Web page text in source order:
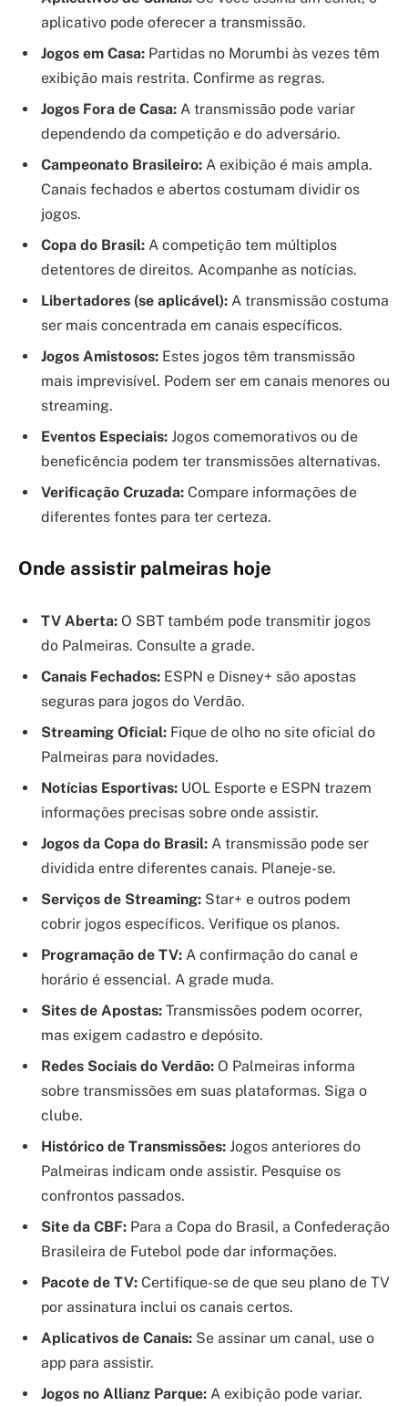
aplicativo pode oferecer a transmissão.
Jogos em Casa: Partidas no Morumbi às vezes têm
exibição mais restrita. Confirme as regras.
Jogos Fora de Casa: A transmissão pode variar
dependendo da competição e do adversário.
Campeonato Brasileiro: A exibição é mais ampla.
Canais fechados e abertos costumam dividir os
jogos.
Copa do Brasil: A competição tem múltiplos
detentores de direitos. Acompanhe as notícias.
Libertadores (se aplicável): A transmissão costuma
ser mais concentrada em canais específicos.
Jogos Amistosos: Estes jogos têm transmissão
mais imprevisível. Podem ser em canais menores ou
streaming.
Eventos Especiais: Jogos comemorativos ou de
beneficência podem ter transmissões alternativas.
Verificação Cruzada: Compare informações de
diferentes fontes para ter certeza.
Onde assistir palmeiras hoje
TV Aberta: O SBT também pode transmitir jogos
do Palmeiras. Consulte a grade.
Canais Fechados: ESPN e Disney+ são apostas
seguras para jogos do Verdão.
Streaming Oficial: Fique de olho no site oficial do
Palmeiras para novidades.
Notícias Esportivas: UOL Esporte e ESPN trazem
informações precisas sobre onde assistir.
Jogos da Copa do Brasil: A transmissão pode ser
dividida entre diferentes canais. Planeje-se.
Serviços de Streaming: Star+ e outros podem
cobrir jogos específicos. Verifique os planos.
Programação de TV: A confirmação do canal e
horário é essencial. A grade muda.
Sites de Apostas: Transmissões podem ocorrer,
mas exigem cadastro e depósito.
Redes Sociais do Verdão: O Palmeiras informa
sobre transmissões em suas plataformas. Siga o
clube.
Histórico de Transmissões: Jogos anteriores do
Palmeiras indicam onde assistir. Pesquise os
confrontos passados.
Site da CBF: Para a Copa do Brasil, a Confederação
Brasileira de Futebol pode dar informações.
Pacote de TV: Certifique-se de que seu plano de TV
por assinatura inclui os canais certos.
Aplicativos de Canais: Se assinar um canal, use o
app para assistir.
Jogos no Allianz Parque: A exibição pode variar.